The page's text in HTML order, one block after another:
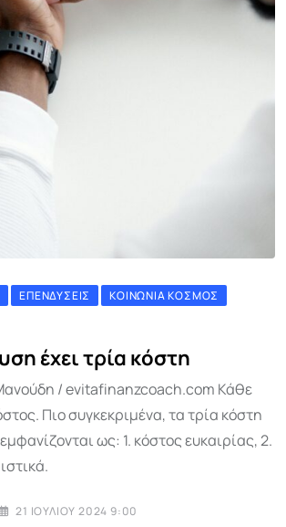
ΕΠΕΝΔΎΣΕΙΣ
ΚΟΙΝΩΝΊΑ ΚΌΣΜΟΣ
έχει τρία κόστη
/ evitafinanzcoach.com Κάθε
Πιο συγκεκριμένα, τα τρία κόστη
ως: 1. κόστος ευκαιρίας, 2.
21 ΙΟΥΛΊΟΥ 2024 9:00